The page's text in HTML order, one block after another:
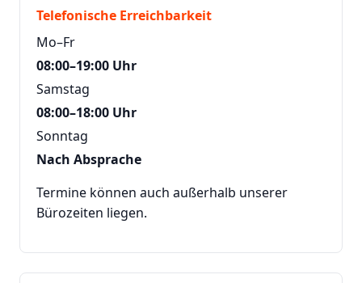
Telefonische Erreichbarkeit
Mo–Fr
08:00–19:00 Uhr
Samstag
08:00–18:00 Uhr
Sonntag
Nach Absprache
Termine können auch außerhalb unserer
Bürozeiten liegen.